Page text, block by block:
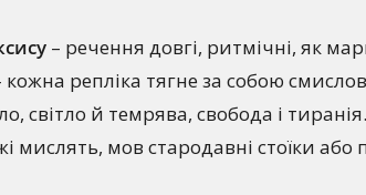
– речення довгі, ритмічні, як
кожна репліка тягне за собою
світло й темрява, свобода і тиранія.
мислять, мов стародавні стоїки або